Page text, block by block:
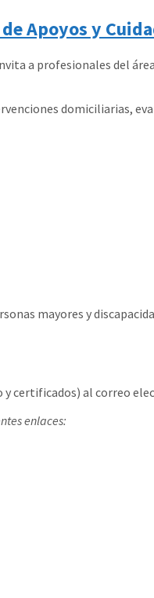
Apoyos y
a profesionales del
domiciliarias,
mayores y
y certificados) al correo
enlaces: